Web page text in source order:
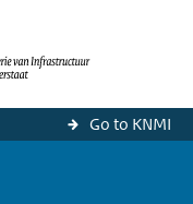
Go to KNMI